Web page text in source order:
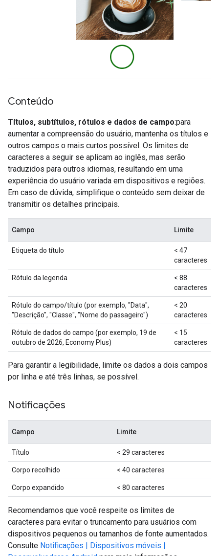
Conteúdo
Títulos, subtítulos, rótulos e dados de campo:para
aumentar a compreensão do usuário, mantenha os títulos e
outros campos o mais curtos possível. Os limites de
caracteres a seguir se aplicam ao inglês, mas serão
traduzidos para outros idiomas, resultando em uma
experiência do usuário variada em dispositivos e regiões.
Em caso de dúvida, simplifique o conteúdo sem deixar de
transmitir os detalhes principais.
Campo Limite
Etiqueta do título
< 47
caracteres
Rótulo da legenda
< 88
caracteres
Rótulo do campo/título (por exemplo, "Data",
"Descrição", "Classe", "Nome do passageiro")
< 20
caracteres
Rótulo de dados do campo (por exemplo, 19 de
outubro de 2026, Economy Plus)
< 15
caracteres
Para garantir a legibilidade, limite os dados a dois campos
por linha e até três linhas, se possível.
Notificações
Campo Limite
Título < 29 caracteres
Corpo recolhido < 40 caracteres
Corpo expandido < 80 caracteres
Recomendamos que você respeite os limites de
caracteres para evitar o truncamento para usuários com
dispositivos pequenos ou tamanhos de fonte aumentados.
Consulte Notificações | Dispositivos móveis |